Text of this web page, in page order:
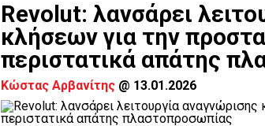
Revolut: λανσάρει
κλήσεων για την
περιστατικά απάτης
Κώστας Αρβανίτης @ 13.01.2026